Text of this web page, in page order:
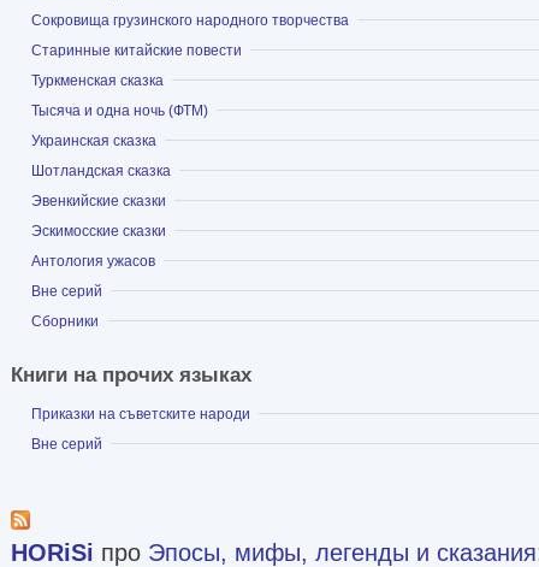
Показать
Сокровища грузинского народного творчества
Показать
Старинные китайские повести
Показать
Туркменская сказка
Показать
Тысяча и одна ночь (ФТМ)
Показать
Украинская сказка
Показать
Шотландская сказка
Показать
Эвенкийские сказки
Показать
Эскимосские сказки
Показать
Антология ужасов
Показать
Вне серий
Показать
Сборники
Книги на прочих языках
Показать
Приказки на съветските народи
Показать
Вне серий
HORiSi про Эпосы, мифы, легенды и сказания